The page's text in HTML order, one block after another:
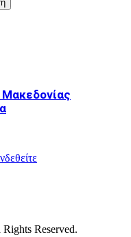
Μακεδονίας
Reserved.